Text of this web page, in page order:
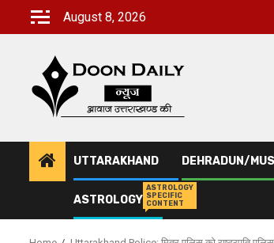
August 8, 2026
UTTARAKHAND DEHRADUN/
ASTROLOGY
ASTROLOGY
SPECIFIC
CONTENT